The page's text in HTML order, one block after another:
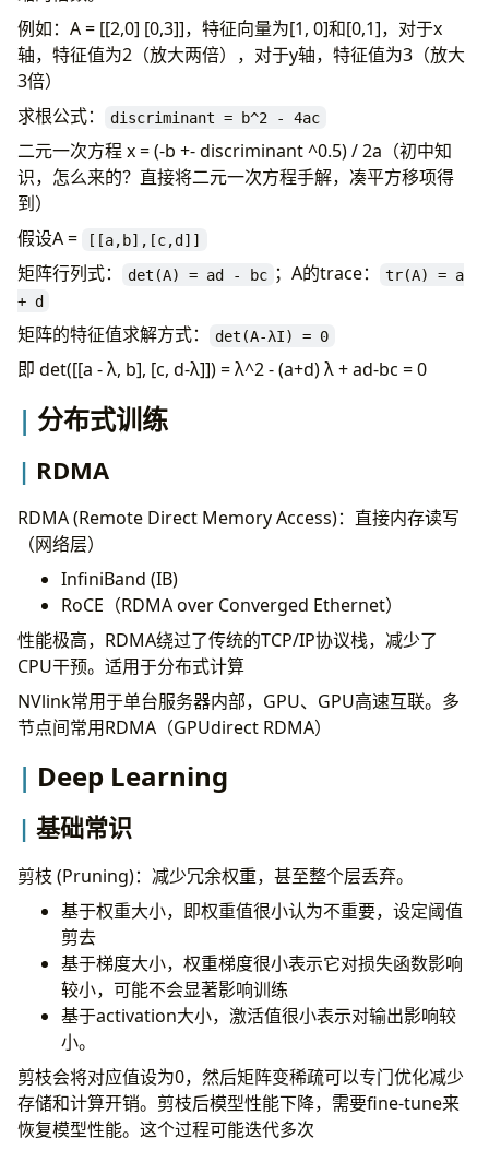
例如：A = [[2,0] [0,3]]，特征向量为[1, 0]和[0,1]，对于x
轴，特征值为2（放大两倍），对于y轴，特征值为3（放大
3倍）
求根公式：
discriminant = b^2 - 4ac
二元一次方程 x = (-b +- discriminant ^0.5) / 2a（初中知
识，怎么来的？直接将二元一次方程手解，凑平方移项得
到）
假设A =
[[a,b],[c,d]]
矩阵行列式： det(A) = ad - bc ；A的trace：
tr(A) = a
+ d
矩阵的特征值求解方式： det(A-λI) = 0
即 det([[a - λ, b], [c, d-λ]]) = λ^2 - (a+d) λ + ad-bc = 0
分布式训练
RDMA
RDMA (Remote Direct Memory Access)：直接内存读写
（网络层）
InfiniBand (IB)
RoCE（RDMA over Converged Ethernet）
性能极高，RDMA绕过了传统的TCP/IP协议栈，减少了
CPU干预。适用于分布式计算
NVlink常用于单台服务器内部，GPU、GPU高速互联。多
节点间常用RDMA（GPUdirect RDMA）
Deep Learning
基础常识
剪枝 (Pruning)：减少冗余权重，甚至整个层丢弃。
基于权重大小，即权重值很小认为不重要，设定阈值
剪去
基于梯度大小，权重梯度很小表示它对损失函数影响
较小，可能不会显著影响训练
基于activation大小，激活值很小表示对输出影响较
小。
剪枝会将对应值设为0，然后矩阵变稀疏可以专门优化减少
存储和计算开销。剪枝后模型性能下降，需要fine-tune来
恢复模型性能。这个过程可能迭代多次